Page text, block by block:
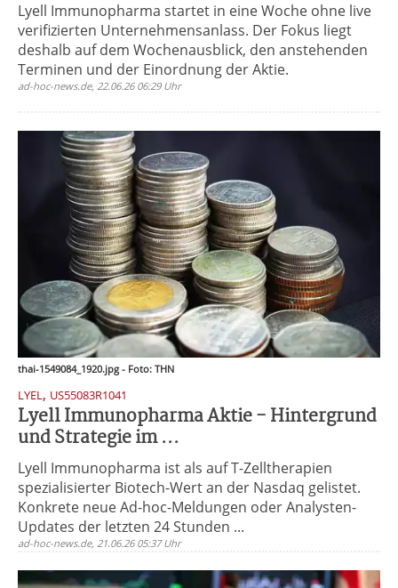
Lyell Immunopharma startet in eine Woche ohne live
verifizierten Unternehmensanlass. Der Fokus liegt
deshalb auf dem Wochenausblick, den anstehenden
Terminen und der Einordnung der Aktie.
ad-hoc-news.de, 22.06.26 06:29 Uhr
thai-1549084_1920.jpg - Foto: THN
LYEL, US55083R1041
Lyell Immunopharma Aktie - Hintergrund
und Strategie im ...
Lyell Immunopharma ist als auf T-Zelltherapien
spezialisierter Biotech-Wert an der Nasdaq gelistet.
Konkrete neue Ad-hoc-Meldungen oder Analysten-
Updates der letzten 24 Stunden ...
ad-hoc-news.de, 21.06.26 05:37 Uhr